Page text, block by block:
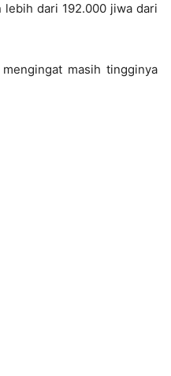
lebih dari 192.000 jiwa dari
masih tingginya